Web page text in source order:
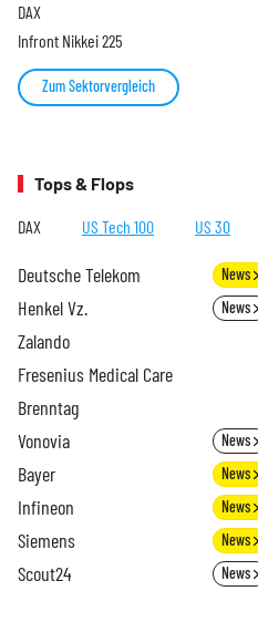
DAX
Infront Nikkei 225
Zum Sektorvergleich
Tops & Flops
DAX US Tech 100 US 30
Deutsche Telekom News
Henkel Vz. News
Zalando
Fresenius Medical Care
Brenntag
Vonovia News
Bayer News
Infineon News
Siemens News
Scout24 News